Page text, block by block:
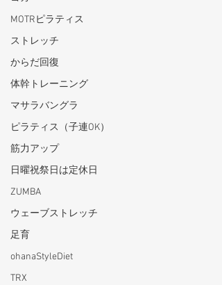
MOTRピラティス
ストレッチ
からだ回復
体幹トレーニング
マサラバングラ
ピラティス（子連OK）
筋力アップ
日曜祝祭日は定休日
ZUMBA
ウェーブストレッチ
足育
ohanaStyleDiet
TRX